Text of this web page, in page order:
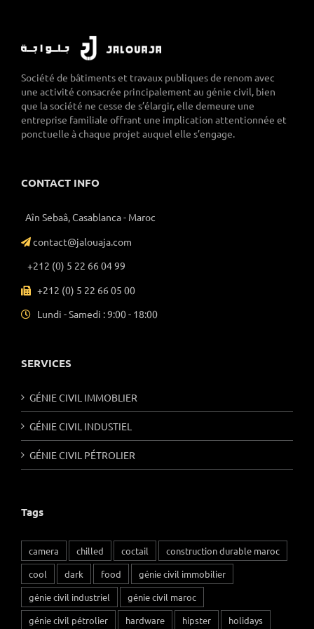
Société de bâtiments et travaux publiques de renom avec
une activité consacrée principalement au génie civil, bien
que la société ne cesse de s’élargir, elle demeure une
entreprise familiale offrant une implication attentionnée et
ponctuelle à chaque projet auquel elle s’engage.
CONTACT INFO
Aîn Sebaâ, Casablanca - Maroc
contact@jalouaja.com
+212 (0) 5 22 66 04 99
+212 (0) 5 22 66 05 00
Lundi - Samedi : 9:00 - 18:00
SERVICES
GÉNIE CIVIL IMMOBLIER
GÉNIE CIVIL INDUSTIEL
GÉNIE CIVIL PÉTROLIER
Tags
camera chilled coctail
construction durable maroc
cool
dark food
génie civil immobilier
génie civil industriel
génie civil maroc
génie civil pétrolier
hardware hipster holidays